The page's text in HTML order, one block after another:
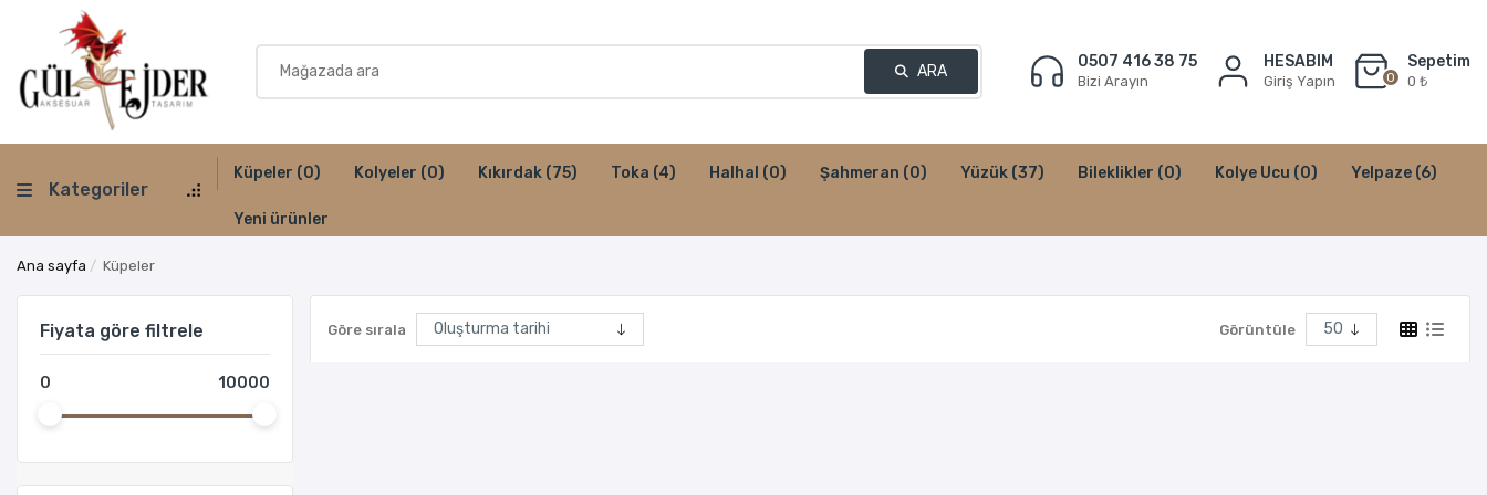
0507 416 38 75
Bizi Arayın
HESABIM
Giriş Yapın 0
Sepetim
0 ₺
ARA
Kategoriler
Küpeler (0) Kolyeler (0) Kıkırdak (75) Toka (4) Halhal (0) Şahmeran (0) Yüzük (37) Bileklikler (0) Kolye Ucu (0) Yelpaze (6)
Yeni ürünler
Ana sayfa / Küpeler
Fiyata göre filtrele
0 10000
Göre sırala Görüntüle